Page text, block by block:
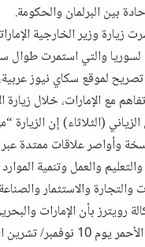
بين البرلمان والحكومة.
وزير الخارجية
لسوريا والتي استمرت طوال
لموقع سكاي نيوز عربية،
تفاهم مع الإمارات،
(الثلاثاء) إن
وأواصر علاقات ممتدة
والتعليم والعمل وتنمية
والاستثمار
رويترز بأن الإمارات
مشتركة فى البحر